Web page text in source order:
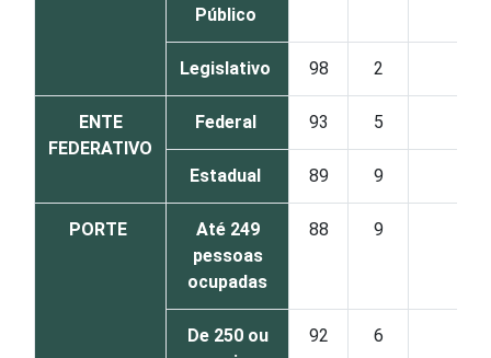
Público
Legislativo 98 2
ENTE
FEDERATIVO
Federal 93 5
Estadual 89 9
PORTE
Até 249
pessoas
ocupadas
88 9
De 250 ou
92 6